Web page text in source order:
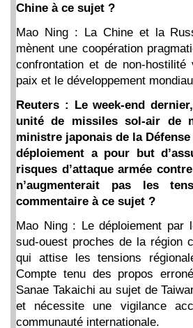
Chine à ce sujet ?
Mao Ning : La Chine et la
mènent une coopération
confrontation et de non-
paix et le développement
Reuters : Le week-end
unité de missiles sol-air de
ministre japonais de la
déploiement a pour but
risques d’attaque armée
n’augmenterait pas les
commentaire à ce sujet ?
Mao Ning : Le déploiement par
sud-ouest proches de la région
qui attise les tensions
Compte tenu des propos
Sanae Takaichi au sujet de
et nécessite une vigilance
communauté internationale.